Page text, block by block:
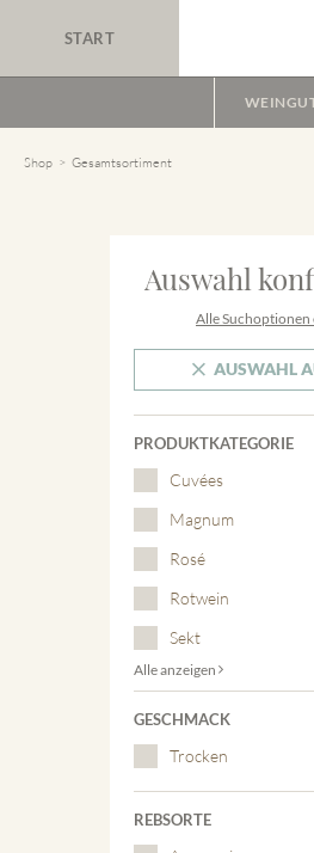
START
Shop Gesamtsortiment
Auswahl
Alle Suchoptionen
AUSWAHL
PRODUKTKATEGORIE
Cuvées
Magnum
Rosé
Rotwein
Sekt
Alle anzeigen
GESCHMACK
Trocken
REBSORTE